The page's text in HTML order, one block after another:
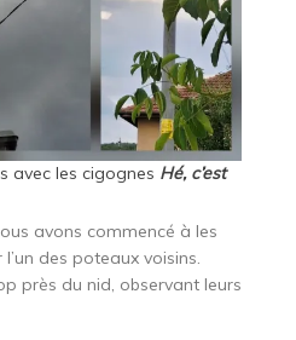
avec les cigognes Hé, c’est
avons commencé à les
des poteaux voisins.
près du nid, observant leurs